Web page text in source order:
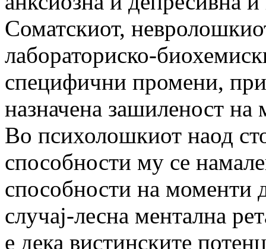
Соматскиот,
лабораториско-
специфични промени,
назначена зашиленост на
Во психолошкиот наод
способности му се
способности на моменти
случај-лесна ментална
е дека вистинските